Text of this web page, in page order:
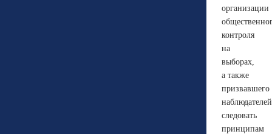
организации
контроля
на
выборах,
а также
призвавшего
наблюдателей
следовать
принципам